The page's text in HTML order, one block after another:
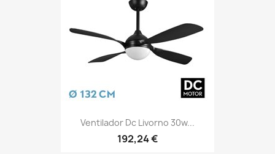
Ventilador Dc Livorno 30w...
192,24 €